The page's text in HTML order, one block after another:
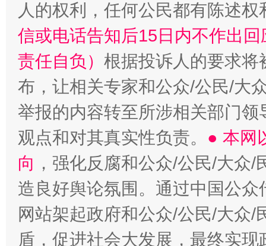
人的权利，任何公民都有陈述
信或电话告知后15日内不作出
责任自负） 根据投诉人的要求将
布，让相关专家和公众/公民/大
举报的内容转至所涉相关部门
观点和对其真实性负责。 ● 本网
向 ，强化反腐和公众/公民/大众
造良好舆论氛围。通过中国公
网站架起政府和公众/公民/大众
盾，促进社会大发展，最终实